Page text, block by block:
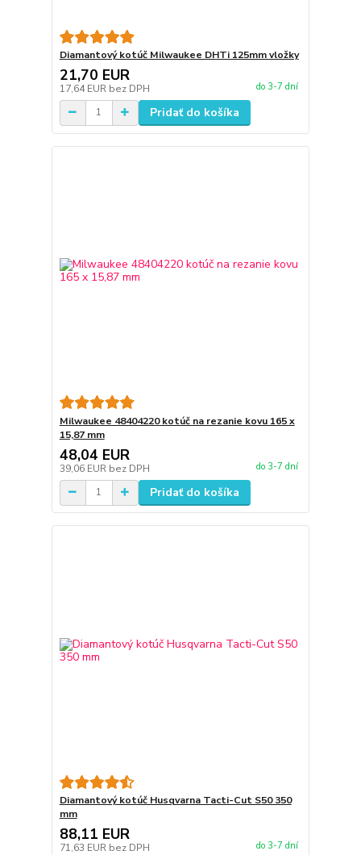
Diamantový kotúč Milwaukee DHTi 125mm vložky
21,70 EUR
17,64 EUR bez DPH do 3-7 dní
Pridať do košíka
Milwaukee 48404220 kotúč na rezanie kovu 165 x
15,87 mm
48,04 EUR
39,06 EUR bez DPH do 3-7 dní
Pridať do košíka
Diamantový kotúč Husqvarna Tacti-Cut S50 350
mm
88,11 EUR
71,63 EUR bez DPH do 3-7 dní